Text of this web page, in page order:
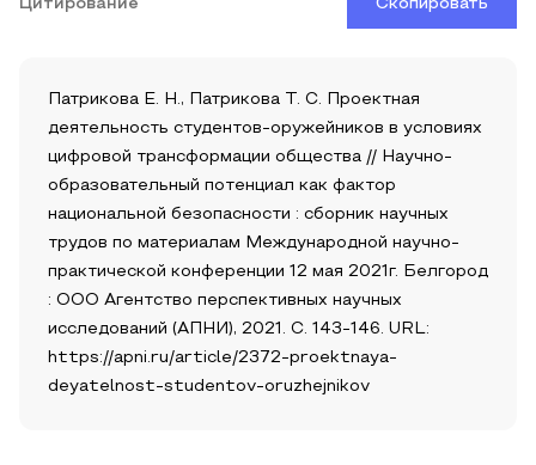
Цитирование Скопировать
Патрикова Е. Н., Патрикова Т. С. Проектная
деятельность студентов-оружейников в условиях
цифровой трансформации общества // Научно-
образовательный потенциал как фактор
национальной безопасности : сборник научных
трудов по материалам Международной научно-
практической конференции 12 мая 2021г. Белгород
: ООО Агентство перспективных научных
исследований (АПНИ), 2021. С. 143-146. URL:
https://apni.ru/article/2372-proektnaya-
deyatelnost-studentov-oruzhejnikov